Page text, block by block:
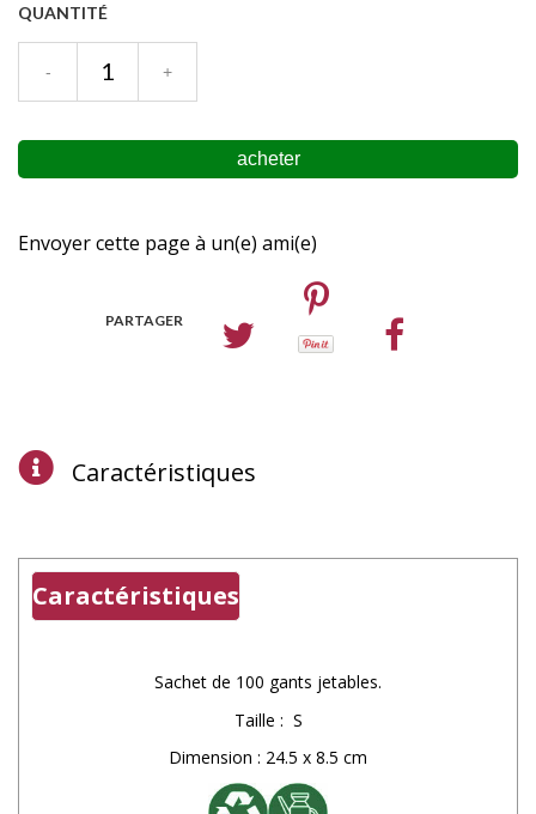
QUANTITÉ
Envoyer cette page à un(e) ami(e)
PARTAGER
Caractéristiques
Caractéristiques
Sachet de 100 gants jetables.
Taille : S
Dimension : 24.5 x 8.5 cm